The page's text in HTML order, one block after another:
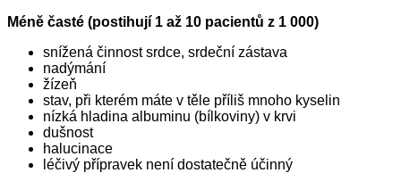
Méně časté (postihují 1 až 10 pacientů z 1 000)
snížená činnost srdce, srdeční zástava
nadýmání
žízeň
stav, při kterém máte v těle příliš mnoho kyselin
nízká hladina albuminu (bílkoviny) v krvi
dušnost
halucinace
léčivý přípravek není dostatečně účinný